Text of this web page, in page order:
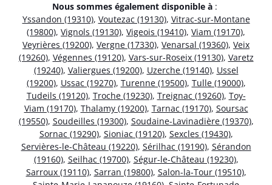
Nous sommes également disponible à :
Yssandon (19310), Voutezac (19130), Vitrac-sur-Montane
(19800), Vignols (19130), Vigeois (19410), Viam (19170),
Veyrières (19200), Vergne (17330), Venarsal (19360), Veix
(19260), Végennes (19120), Vars-sur-Roseix (19130), Varetz
(19240), Valiergues (19200), Uzerche (19140), Ussel
(19200), Ussac (19270), Turenne (19500), Tulle (19000),
Tudeils (19120), Troche (19230), Treignac (19260), Toy-
Viam (19170), Thalamy (19200), Tarnac (19170), Soursac
(19550), Soudeilles (19300), Soudaine-Lavinadière (19370),
Sornac (19290), Sioniac (19120), Sexcles (19430),
Servières-le-Château (19220), Sérilhac (19190), Sérandon
(19160), Seilhac (19700), Ségur-le-Château (19230),
Sarroux (19110), Sarran (19800), Salon-la-Tour (19510),